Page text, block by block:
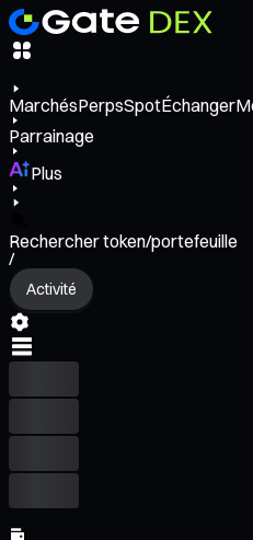
MarchésPerpsSpotÉchanger
Parrainage
Plus
Rechercher token/portefeuille
/
Activité